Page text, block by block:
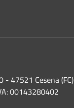
- 47521 Cesena (FC)
00143280402